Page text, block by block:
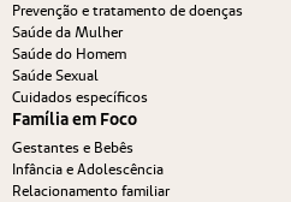
Prevenção e tratamento de doenças
Saúde da Mulher
Saúde do Homem
Saúde Sexual
Cuidados específicos
Família em Foco
Gestantes e Bebês
Infância e Adolescência
Relacionamento familiar